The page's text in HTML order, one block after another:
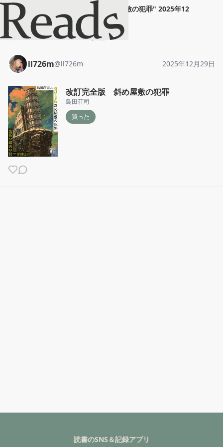
改訂完全版 斜め屋敷の犯罪" 2025年12
月29日
ホーム
ll726m 投稿
ll726m@ll726m 2025年12月29日
改訂完全版 斜め屋敷の犯罪
島田荘司
買った
読書のSNS＆記録アプリ